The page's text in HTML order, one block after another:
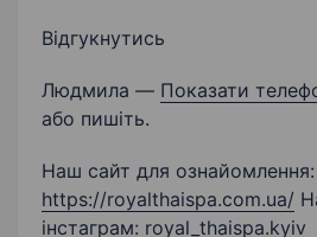
Відгукнутись
Людмила — Показати
або пишіть.
Наш сайт для ознайомлення:
https://royalthaispa.com.ua/
інстаграм: royal_thaispa.kyiv